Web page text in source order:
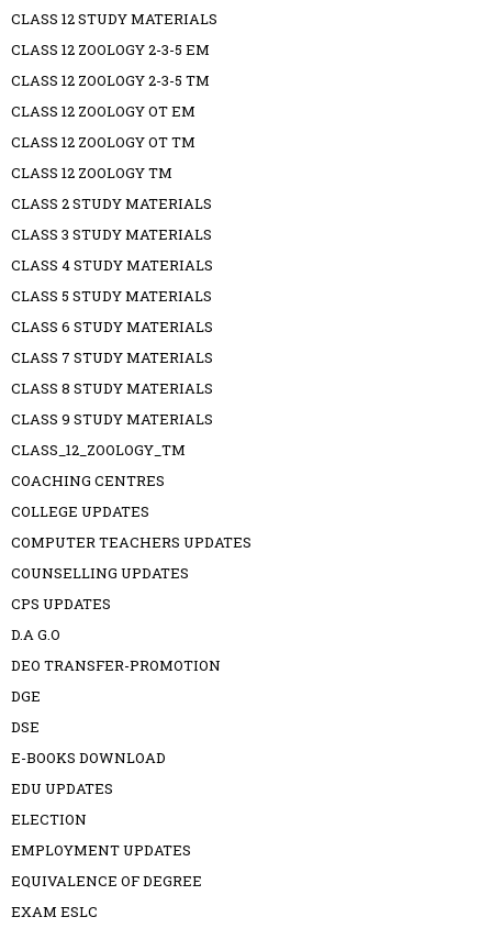
CLASS 12 STUDY MATERIALS
CLASS 12 ZOOLOGY 2-3-5 EM
CLASS 12 ZOOLOGY 2-3-5 TM
CLASS 12 ZOOLOGY OT EM
CLASS 12 ZOOLOGY OT TM
CLASS 12 ZOOLOGY TM
CLASS 2 STUDY MATERIALS
CLASS 3 STUDY MATERIALS
CLASS 4 STUDY MATERIALS
CLASS 5 STUDY MATERIALS
CLASS 6 STUDY MATERIALS
CLASS 7 STUDY MATERIALS
CLASS 8 STUDY MATERIALS
CLASS 9 STUDY MATERIALS
CLASS_12_ZOOLOGY_TM
COACHING CENTRES
COLLEGE UPDATES
COMPUTER TEACHERS UPDATES
COUNSELLING UPDATES
CPS UPDATES
D.A G.O
DEO TRANSFER-PROMOTION
DGE
DSE
E-BOOKS DOWNLOAD
EDU UPDATES
ELECTION
EMPLOYMENT UPDATES
EQUIVALENCE OF DEGREE
EXAM ESLC